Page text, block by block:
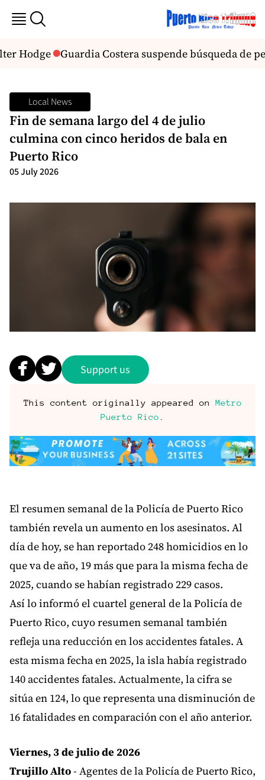
Hodge Guardia Costera suspende búsqueda de
Local News
Fin de semana largo del 4 de julio
culmina con cinco heridos de bala en
Puerto Rico
05 July 2026
Support us
This content originally appeared on Metro
Puerto Rico
El resumen semanal de la Policía de Puerto Rico
también revela un aumento en los asesinatos. Al
día de hoy, se han reportado 248 homicidios en lo
que va de año, 19 más que para la misma fecha de
2025, cuando se habían registrado 229 casos.
Así lo informó el cuartel general de la Policía de
Puerto Rico, cuyo resumen semanal también
refleja una reducción en los accidentes fatales. A
esta misma fecha en 2025, la isla había registrado
140 accidentes fatales. Actualmente, la cifra se
sitúa en 124, lo que representa una disminución de
16 fatalidades en comparación con el año anterior.
Viernes, 3 de julio de 2026
Trujillo Alto- Agentes de la Policía de Puerto Rico,